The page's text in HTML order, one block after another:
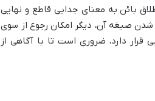
بائنبه معنای جدایی قاطع و نهایی
صیغه آن، دیگر امکان رجوع از سوی
قرار دارد، ضروری است تا با آگاهی از